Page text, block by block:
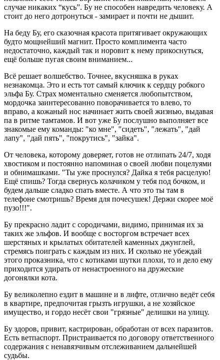
случае никаких “кусь”. Бу не способен навредить человеку. А
стоит до него дотронуться - замирает и почти не дышит.
На беду Бу, его сказочная красота притягивает окружающих
будто мощнейший магнит. Просто комплимента часто
недостаточно, каждый так и норовит к нему прикоснуться,
ещё больше пугая своим вниманием...
Всё решает волшебство. Точнее, вкусняшка в руках
незнакомца. Это и есть тот самый ключик к сердцу робкого
эльфа Бу. Страх моментально сменяется любопытством,
мордочка заинтересованно поворачивается то влево, то
вправо, а кожаный нос начинает жить своей жизнью, выдавая
па в ритме тамтамов. И вот уже Бу послушно выполняет все
знакомые ему команды: "ко мне", "сидеть", "лежать", "дай
лапу", "дай пять", "покрутись", "зайка".
От человека, которому доверяет, готов не отлипать 24/7, ходя
хвостиком и постоянно напоминая о своей любви поцелуями
и обнимашками. "Ты уже проснулся? Дайка я тебя расцелую!
Ещё спишь? Тогда свернусь колачиком у тебя под бочком, и
будем дальше сладко спать вместе. А что это ты там в
телефоне смотришь? Время для почесушек! Держи скорее моё
пузо!!!".
Бу прекрасно ладит с сородичами, видимо, принимая их за
таких же эльфов. И вообще с восторгом встречает всех
шерстяных и крылатых обитателей каменных джунглей,
стремясь поиграть с каждым из них. И сколько не убеждай
этого проказника, что с котиками шутки плохи, то и дело ему
приходится удирать от ненастроенного на дружеские
догонялки кота.
Бу великолепно ездит в машине и в лифте, отлично ведёт себя
в квартире, предпочитая грызть игрушки, а не хозяйское
имущество, и гордо несёт свои "грязные" делишки на улицу.
Бу здоров, привит, кастрирован, обработан от всех паразитов.
Есть ветпаспорт. Пристраивается по договору ответственного
содержания с ненавязчивым отслеживанием дальнейшей
судьбы.